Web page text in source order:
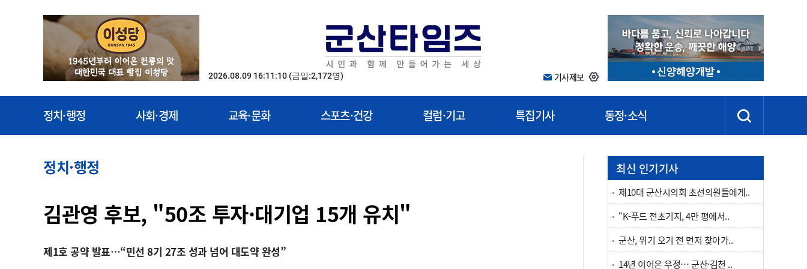
2026.08.09 16:11:10 (금일:2,172명) 기사제보
정치·행정 사회·경제 교육·문화 스포츠·건강 컬럼·기고 특집기사 동정·소식
정치·행정
김관영 후보, "50조 투자·대기업 15개 유치"
제1호 공약 발표…“민선 8기 27조 성과 넘어 대도약 완성”
최신 인기기사
제10대 군산시의회 초선의원들에게..
“K-푸드 전초기지, 4만 평에서..
군산, 위기 오기 전 먼저 찾아가..
14년 이어온 우정… 군산·김천 ..